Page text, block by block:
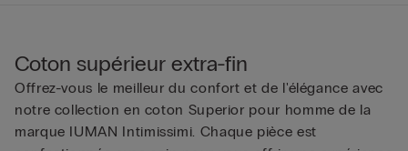
Coton supérieur extra-fin
Offrez-vous le meilleur du confort et de l'élégance avec
notre collection en coton Superior pour homme de la
marque IUMAN Intimissimi. Chaque pièce est